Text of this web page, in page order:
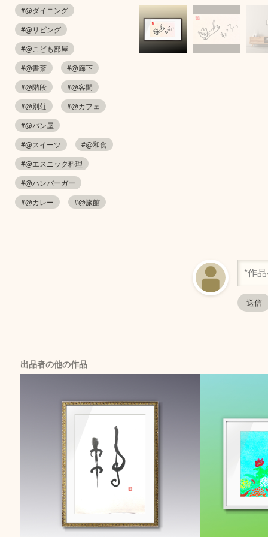
#@ダイニング
#@リビング
#@こども部屋
#@書斎
#@廊下
#@階段
#@客間
#@別荘
#@カフェ
#@パン屋
#@スイーツ
#@和食
#@エスニック料理
#@ハンバーガー
#@カレー
#@旅館
出品者の他の作品